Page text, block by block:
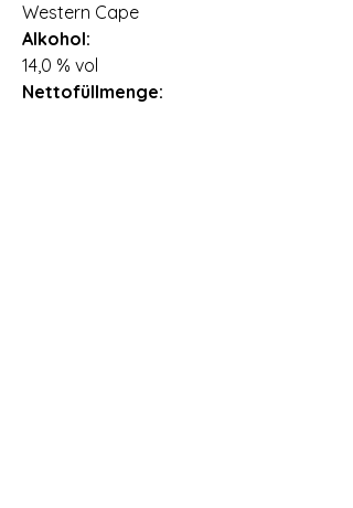
Western Cape
Alkohol:
14,0 % vol
Nettofüllmenge: